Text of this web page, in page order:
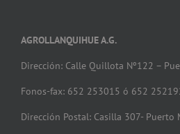
AGROLLANQUIHUE A.G.
Dirección: Calle Quillota Nº122 –
Fonos-fax: 652 253015 ó 652
Dirección Postal: Casilla 307- Puerto